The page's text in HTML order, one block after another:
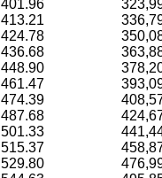
401.96
413.21
424.78
436.68
448.90
461.47
474.39
487.68
501.33
515.37
529.80